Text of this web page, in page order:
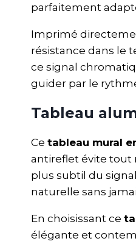
parfaitement
Imprimé
résistance dans le
ce signal
guider par le
Tableau
Ce tableau mural
antireflet évite tout
plus subtil du
naturelle sans
En choisissant ce
élégante et